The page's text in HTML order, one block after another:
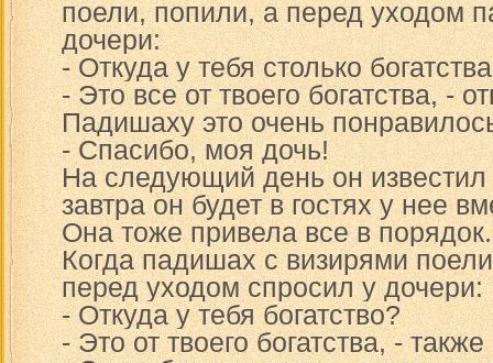
поели, попили, а перед уходом
дочери:
- Откуда у тебя столько
- Это все от твоего богатства, -
Падишаху это очень
- Спасибо, моя дочь!
На следующий день он
завтра он будет в гостях у нее
Она тоже привела все в порядок.
Когда падишах с визирями
перед уходом спросил у дочери:
- Откуда у тебя богатство?
- Это от твоего богатства, -